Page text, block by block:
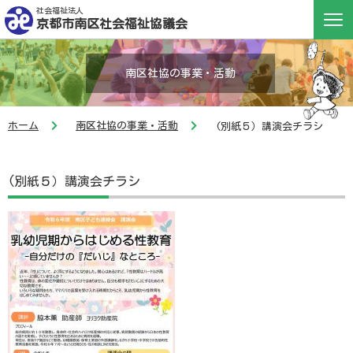
社会福祉法人
京都市南区社会福祉協議会
南区社協の事業・活動
ホーム 南区社協の事業・活動 (別紙５）講演会チラシ
(別紙５）講演会チラシ